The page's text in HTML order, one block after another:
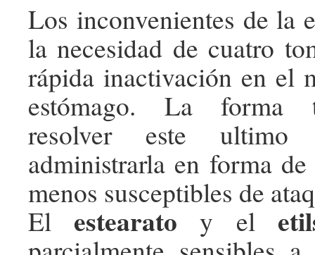
Los inconvenientes de la
la necesidad de cuatro
rápida inactivación en el
estómago. La forma
resolver este ultimo
administrarla en forma de
menos susceptibles de
El estearato y el